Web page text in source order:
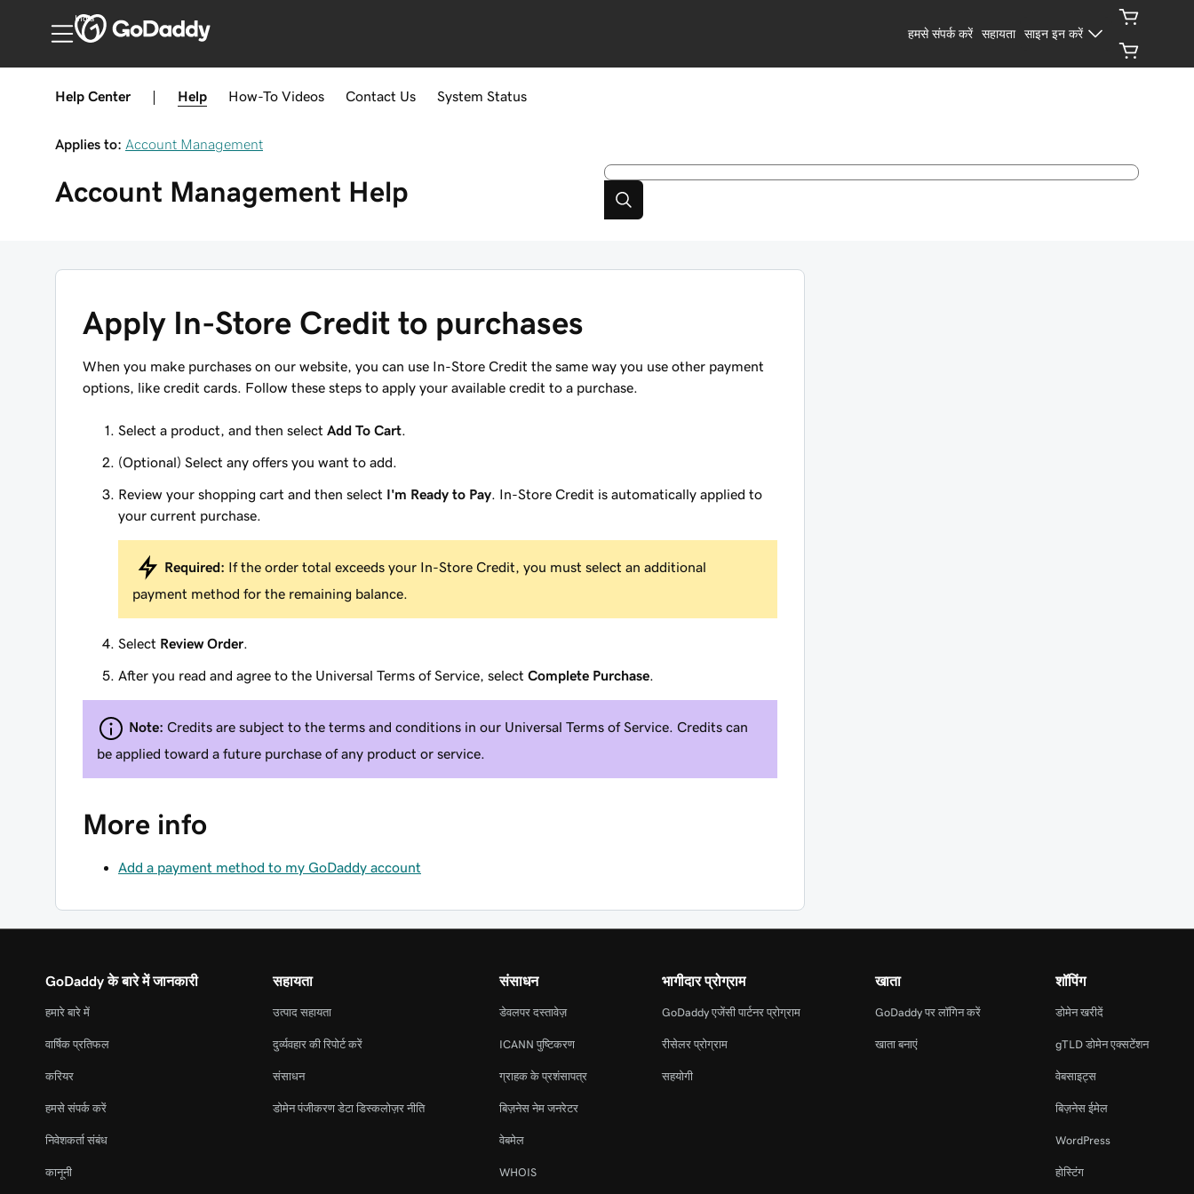
India
हमसे संपर्क करें सहायता साइन इन करें
Help Center Help How-To Videos Contact Us System Status
Applies to: Account Management
Account Management Help
Apply In-Store Credit to purchases
When you make purchases on our website, you can use In-Store Credit the same way you use other payment
options, like credit cards. Follow these steps to apply your available credit to a purchase.
Select a product, and then select Add To Cart
(Optional) Select any offers you want to add.
Review your shopping cart and then select I'm Ready to Pay
In-Store Credit is automatically applied to
your current purchase.
Required: If the order total exceeds your In-Store Credit, you must select an additional
payment method for the remaining balance.
Select Review Order
After you read and agree to the Universal Terms of Service, select Complete Purchase
Note: Credits are subject to the terms and conditions in our Universal Terms of Service. Credits can
be applied toward a future purchase of any product or service.
More info
Add a payment method to my GoDaddy account
GoDaddy के बारे में जानकारी
हमारे बारे में
वार्षिक प्रतिफल
करियर
हमसे संपर्क करें
निवेशकर्ता संबंध
कानूनी
सहायता
उत्पाद सहायता
दुर्व्यवहार की रिपोर्ट करें
संसाधन
डोमेन पंजीकरण डेटा डिस्कलोज़र नीति
संसाधन
डेवलपर दस्तावेज़
ICANN पुष्टिकरण
ग्राहक के प्रशंसापत्र
बिज़नेस नेम जनरेटर
वेबमेल
WHOIS
भागीदार प्रोग्राम
GoDaddy एजेंसी पार्टनर प्रोग्राम
रीसेलर प्रोग्राम
सहयोगी
खाता
GoDaddy पर लॉगिन करें
खाता बनाएं
शॉपिंग
डोमेन खरीदें
gTLD डोमेन एक्सटेंशन
वेबसाइट्स
बिज़नेस ईमेल
WordPress
होस्टिंग